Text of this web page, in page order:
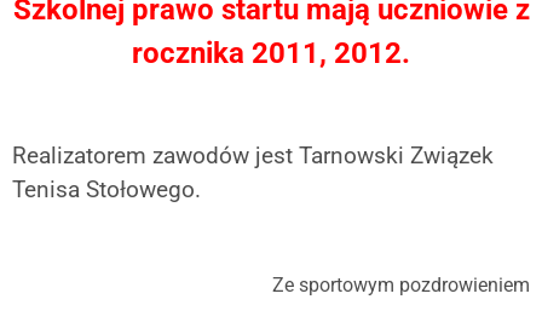
Szkolnej prawo startu mają uczniowie z
rocznika 2011, 2012.
Realizatorem zawodów jest Tarnowski Związek
Tenisa Stołowego.
Ze sportowym pozdrowieniem